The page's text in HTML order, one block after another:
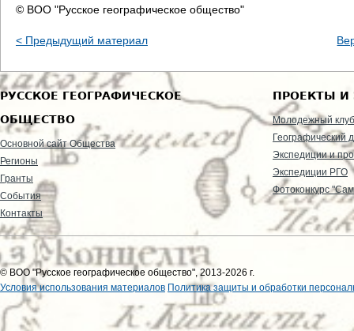
© ВОО "Русское географическое общество"
< Предыдущий материал
РУССКОЕ ГЕОГРАФИЧЕСКОЕ
ОБЩЕСТВО
Основной сайт Общества
Регионы
Гранты
События
Контакты
ПРОЕКТЫ И
Молодежный клуб
Географический
Экспедиции и
Экспедиции РГО
Фотоконкурс
© ВОО "Русское географическое общество", 2013-2026 г.
Условия использования материалов Политика защиты и обработки